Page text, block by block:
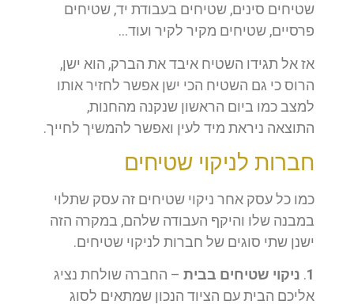
שטיחים סינים, שטיחים בעבודת יד, שטיחים
פרסיים, שטיחים מקיר לקיר ועוד…
אז אל תגידו השטיח איבד את הברק, הוא ישן,
הרוס כי גם השטיח הכי ישן אפשר לחזיר אותו
למצב כמו ביום הראשון שנקנה מהחנות,
התוצאה ניראת מיד לעין ואפשר להמשיך לחייך.
חברות לניקוי שטיחים
כמו כל עסק אחר ניקוי שטיחים זה עסק שתלוי
במבנה שלו והיקף העבודה שלהם, במקרה הזה
ישנן שתי סוגים של חברות לניקוי שטיחים.
1
. ניקוי שטיחים בבית – החברה שולחת נציג
אליכם הבית עם הציוד הנכון שמתאים לסוג